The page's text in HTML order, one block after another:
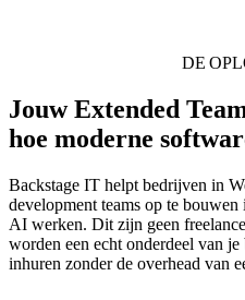
DE
Jouw Extended
hoe moderne
Backstage IT helpt bedrijven in
development teams op te
AI werken. Dit zijn geen
worden een echt onderdeel van
inhuren zonder de overhead van